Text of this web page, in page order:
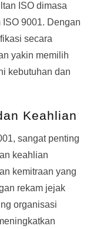
ISO dimasa
ISO 9001. Dengan
secara
yakin memilih
kebutuhan dan
Keahlian
sangat penting
keahlian
kemitraan yang
rekam jejak
organisasi